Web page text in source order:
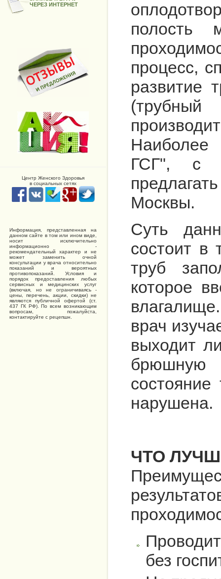
ЧЕРЕЗ ИНТЕРНЕТ
Центр Женского Здоровья
в социальных сетях
Информация, представленная на
данном сайте в том или ином виде,
носит исключительно
информационно -
рекомендательный характер и не
может заменить очной
консультации у врача относительно
показаний и вероятных
противопоказаний. Условия и
порядок предоставления любых
сервисных и медицинских услуг
(включая, но не ограничиваясь -
цены, перечень, акции, скидки) не
являются публичной офертой (ст.
437 ГК РФ). По всем возникающим
вопросам, пожалуйста,
контактируйте с рецепшн.
полость
процесс,
развитие
ГСГ", с
Москвы.
Суть
состоит в
труб
которое
врач
выходит
брюшную
нарушена.
ЧТО
без